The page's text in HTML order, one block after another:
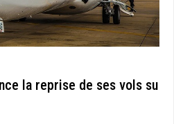
la reprise de ses vols su